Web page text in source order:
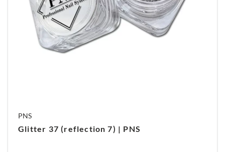
PNS
Glitter 37 (reflection 7) | PNS